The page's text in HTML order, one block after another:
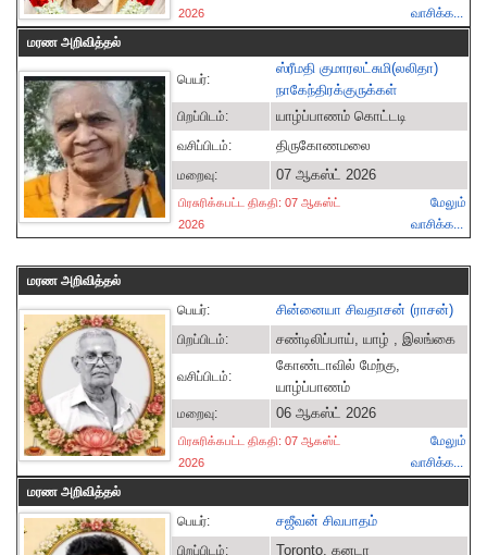
2026
வாசிக்க...
மரண அறிவித்தல்
பெயர்:
ஸ்ரீமதி குமாரலட்சுமி(லலிதா)
நாகேந்திரக்குருக்கள்
பிறப்பிடம்: யாழ்ப்பாணம் கொட்டடி
வசிப்பிடம்: திருகோணமலை
மறைவு: 07 ஆகஸ்ட் 2026
பிரசுரிக்கபட்ட திகதி: 07 ஆகஸ்ட்
2026
மேலும்
வாசிக்க...
மரண அறிவித்தல்
பெயர்:
சின்னையா சிவதாசன் (ராசன்)
பிறப்பிடம்: சண்டிலிப்பாய், யாழ் , இலங்கை
வசிப்பிடம்:
கோண்டாவில் மேற்கு,
யாழ்ப்பாணம்
மறைவு: 06 ஆகஸ்ட் 2026
பிரசுரிக்கபட்ட திகதி: 07 ஆகஸ்ட்
2026
மேலும்
வாசிக்க...
மரண அறிவித்தல்
பெயர்:
சஜீவன் சிவபாதம்
பிறப்பிடம்: Toronto, கனடா